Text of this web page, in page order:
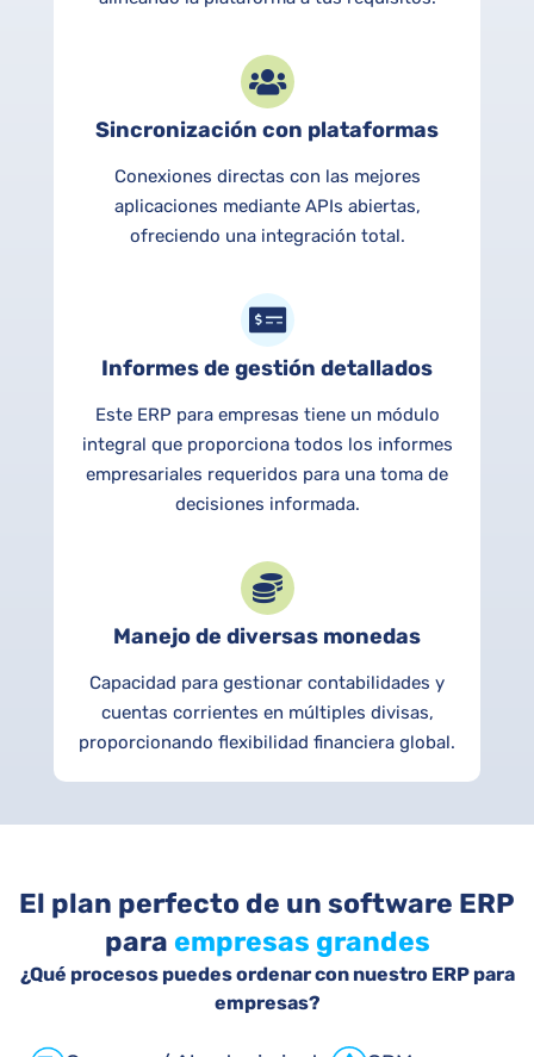
Sincronización con plataformas
Conexiones directas con las mejores
aplicaciones mediante APIs abiertas,
ofreciendo una integración total.
Informes de gestión detallados
Este ERP para empresas tiene un módulo
integral que proporciona todos los informes
empresariales requeridos para una toma de
decisiones informada.
Manejo de diversas monedas
Capacidad para gestionar contabilidades y
cuentas corrientes en múltiples divisas,
proporcionando flexibilidad financiera global.
El plan perfecto de un software ERP
para empresas grandes
¿Qué procesos puedes ordenar con nuestro ERP para
empresas?